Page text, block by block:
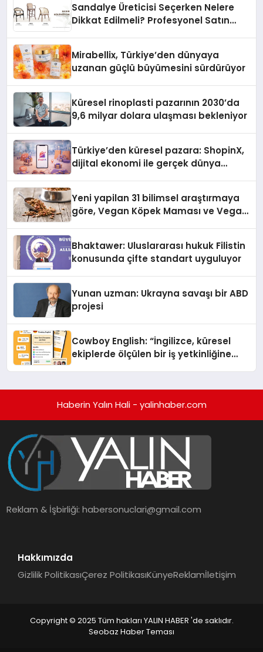
Sandalye Üreticisi Seçerken Nelere
Dikkat Edilmeli? Profesyonel Satın
Mirabellix, Türkiye’den dünyaya
uzanan güçlü büyümesini sürdürüyor
Küresel rinoplasti pazarının 2030’da
9,6 milyar dolara ulaşması bekleniyor
Türkiye’den küresel pazara: ShopinX,
dijital ekonomi ile gerçek dünya
Yeni yapilan 31 bilimsel araştırmaya
göre, Vegan Köpek Maması ve Vegan
Bhaktawer: Uluslararası hukuk Filistin
konusunda çifte standart uyguluyor
Yunan uzman: Ukrayna savaşı bir ABD
projesi
Cowboy English: “İngilizce, küresel
ekiplerde ölçülen bir iş yetkinliğine
Haberin Yalın Hali - yalinhaber.com
Reklam & İşbirliği:habersonuclari@gmail.com
Hakkımızda
Gizlilik PolitikasıÇerez PolitikasıKünyeReklamİletişim
Copyright © 2025 Tüm hakları YALIN HABER 'de saklıdır.
Seobaz Haber Teması